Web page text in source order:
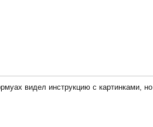
видел инструкцию с картинками, но